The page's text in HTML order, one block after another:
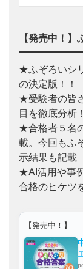
【発売中！
★ふぞろいシ
の決定版！！
★受験者の皆
目を徹底分析！
★合格者５名
載。今回もふ
示結果も記載
★AI活用や事
合格のヒケツ
【発売中！】